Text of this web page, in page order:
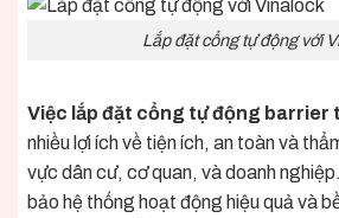
Lắp đặt cổng tự động với
Việc lắp đặt cổng tự động barrier
nhiều lợi ích về tiện ích, an toàn và
vực dân cư, cơ quan, và doanh
bảo hệ thống hoạt động hiệu quả và